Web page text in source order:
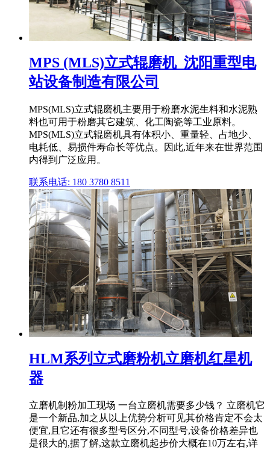
MPS (MLS)立式辊磨机_沈阳重型电
站设备制造有限公司
MPS(MLS)立式辊磨机主要用于粉磨水泥生料和水泥熟
料也可用于粉磨其它建筑、化工陶瓷等工业原料。
MPS(MLS)立式辊磨机具有体积小、重量轻、占地少、
电耗低、易损件寿命长等优点。因此,近年来在世界范围
内得到广泛应用。
联系电话: 180 3780 8511
HLM系列立式磨粉机立磨机红星机
器
立磨机制粉加工现场 一台立磨机需要多少钱？ 立磨机它
是一个新品,加之从以上优势分析可见其价格肯定不会太
便宜,且它还有很多型号区分,不同型号,设备价格差异也
是很大的,据了解,这款立磨机起步价大概在10万左右,详